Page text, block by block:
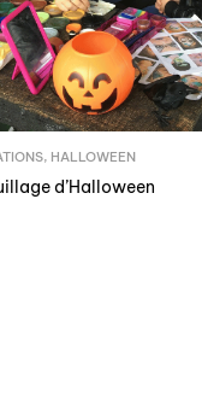
, HALLOWEEN
d’Halloween